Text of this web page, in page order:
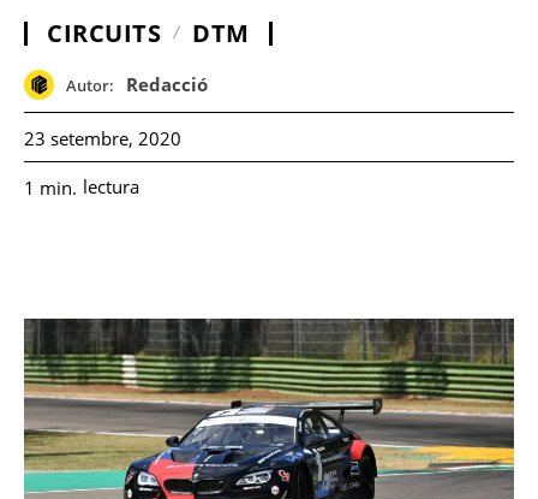
CIRCUITS DTM
Autor: Redacció
23 setembre, 2020
1 min. lectura